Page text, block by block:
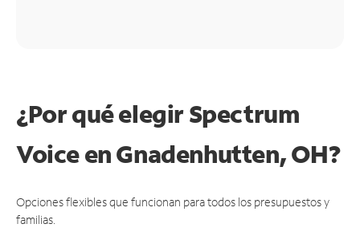
¿Por qué elegir Spectrum
Voice en Gnadenhutten, OH?
Opciones flexibles que funcionan para todos los presupuestos y
familias.